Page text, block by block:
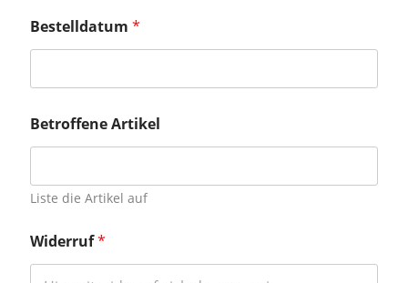
i
d
r
u
f
A
t
i
e
B
Bestelldatum*
Betroffene Artikel
Liste die Artikel auf
Widerruf*